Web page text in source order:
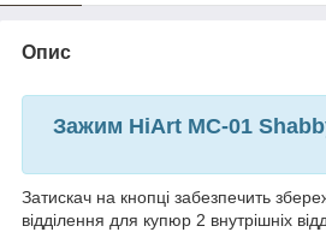
Опис
Зажим HiArt MC-01
Затискач на кнопці забезпечить
відділення для купюр 2 внутрішніх